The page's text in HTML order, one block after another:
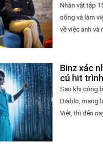
Nhân vật tập
sống và làm
về việc anh và
Binz xác
cú hit
Sau khi công
Diablo, mang
Việt, thì đến